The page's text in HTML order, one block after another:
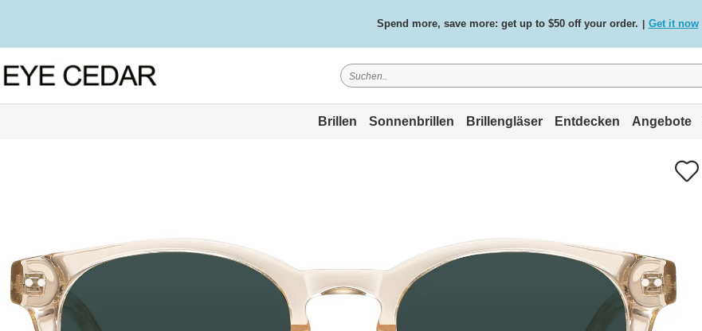
Spend more, save more: get up to $50 off your order. Get it now
Free standard delivery on all orders / Shop now.
Brillen Sonnenbrillen Brillengläser Entdecken Angebote